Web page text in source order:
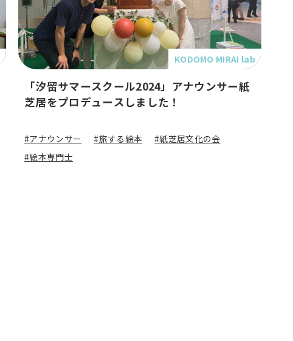
KODOMO MIRAI lab
「汐留サマースクール2024」アナウンサー紙
芝居をプロデュースしました！
#アナウンサー #旅する絵本
#紙芝居文化の会
#絵本専門士